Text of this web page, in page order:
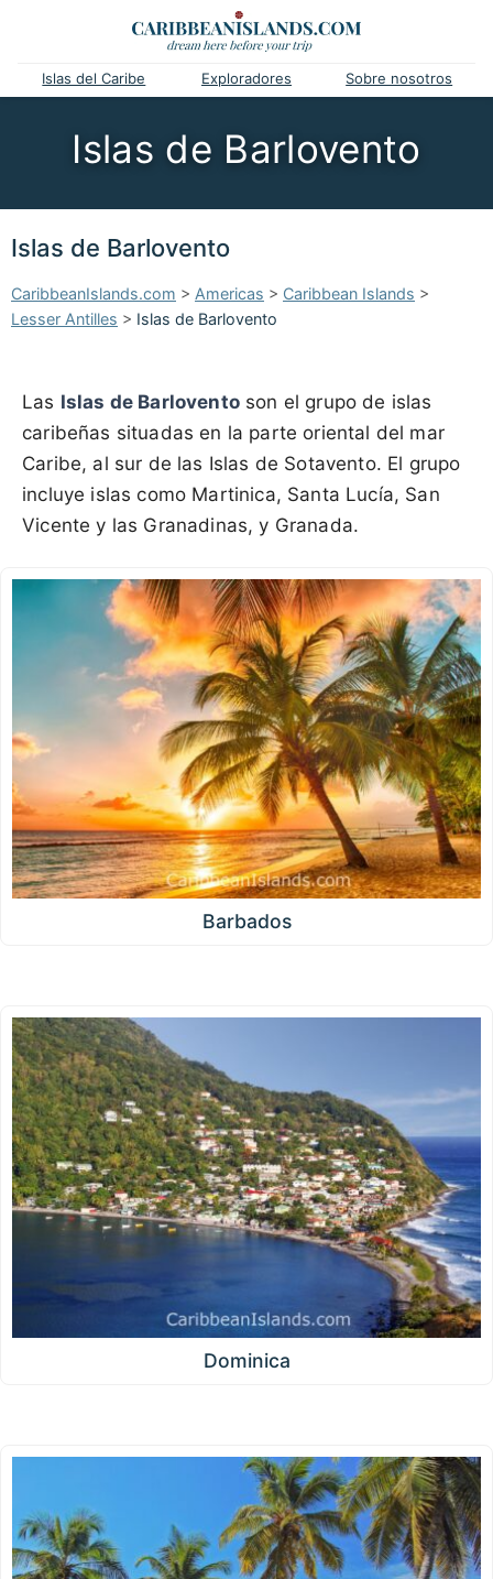
Islas del Caribe Exploradores Sobre nosotros
Islas de Barlovento
Islas de Barlovento
CaribbeanIslands.com > Americas > Caribbean Islands >
Lesser Antilles > Islas de Barlovento
Las Islas de Barloventoson el grupo de islas
caribeñas situadas en la parte oriental del mar
Caribe, al sur de las Islas de Sotavento. El grupo
incluye islas como Martinica, Santa Lucía, San
Vicente y las Granadinas, y Granada.
Barbados
Dominica